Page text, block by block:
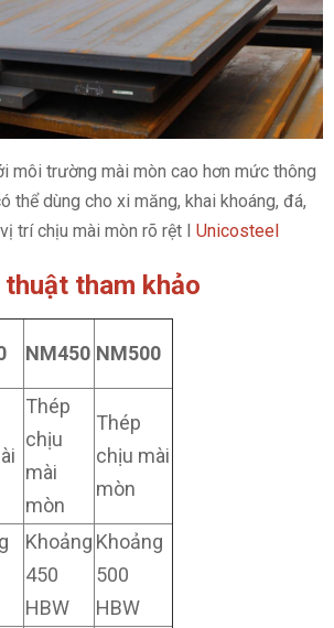
môi trường mài mòn cao hơn mức thông
thể dùng cho xi măng, khai khoáng, đá,
trí chịu mài mòn rõ rệt I Unicosteel
tham khảo
NM450 NM500
Thép
chịu
mài
mòn
Thép
chịu mài
mòn
Khoảng
450
HBW
Khoảng
500
HBW